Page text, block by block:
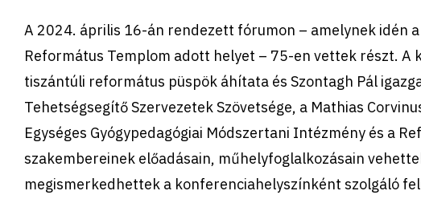
A 2024. április 16-án rendezett fórumon – amelynek idén
Református Templom adott helyet – 75-en vettek részt. A
tiszántúli református püspök áhítata és Szontagh Pál
Tehetségsegítő Szervezetek Szövetsége, a Mathias
Egységes Gyógypedagógiai Módszertani Intézmény és a
szakembereinek előadásain, műhelyfoglalkozásain
megismerkedhettek a konferenciahelyszínként szolgáló